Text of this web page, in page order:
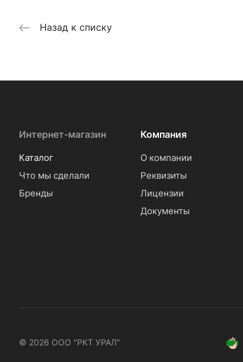
Назад к списку
Интернет-магазин
Каталог
Что мы сделали
Бренды
Компания
О компании
Реквизиты
Лицензии
Документы
© 2026 ООО "РКТ УРАЛ"